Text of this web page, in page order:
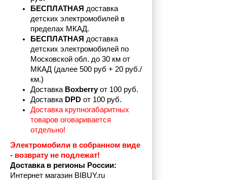
БЕСПЛАТНАЯ доставка
детских электромобилей в
пределах МКАД.
БЕСПЛАТНАЯ доставка
детских электромобилей по
Московской обл. до 30 км от
МКАД (далее 500 руб + 20 руб./
км.)
Доставка Boxberry от 100 руб.
Доставка DPD от 100 руб.
Доставка крупногабаритных
товаров оговаривается
отдельно!
Электромобили в собранном виде
- возврату не подлежат!
Доставка в регионы России:
Интернет магазин BIBUY.ru